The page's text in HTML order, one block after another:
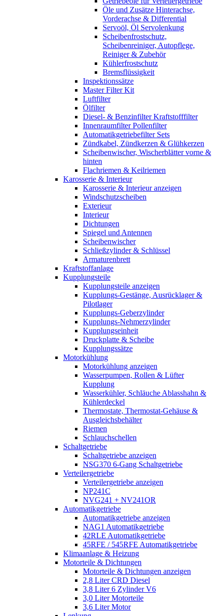
Öle und Zusätze Hinterachse,
Vorderachse & Differential
Servoöl, Öl Servolenkung
Scheibenfrostschutz,
Scheibenreiniger, Autopflege,
Reiniger & Zubehör
Kühlerfrostschutz
Bremsflüssigkeit
Inspektionssätze
Master Filter Kit
Luftfilter
Ölfilter
Diesel- & Benzinfilter Kraftstofffilter
Innenraumfilter Pollenfilter
Automatikgetriebefilter Sets
Zündkabel, Zündkerzen & Glühkerzen
Scheibenwischer, Wischerblätter vorne &
hinten
Flachriemen & Keilriemen
Karosserie & Interieur
Karosserie & Interieur anzeigen
Windschutzscheiben
Exterieur
Interieur
Dichtungen
Spiegel und Antennen
Scheibenwischer
Schließzylinder & Schlüssel
Armaturenbrett
Kraftstoffanlage
Kupplungsteile
Kupplungsteile anzeigen
Kupplungs-Gestänge, Ausrücklager &
Pilotlager
Kupplungs-Geberzylinder
Kupplungs-Nehmerzylinder
Kupplungseinheit
Druckplatte & Scheibe
Kupplungssätze
Motorkühlung
Motorkühlung anzeigen
Wasserpumpen, Rollen & Lüfter
Kupplung
Wasserkühler, Schläuche Ablasshahn &
Kühlerdeckel
Thermostate, Thermostat-Gehäuse &
Ausgleichsbehälter
Riemen
Schlauchschellen
Schaltgetriebe
Schaltgetriebe anzeigen
NSG370 6-Gang Schaltgetriebe
Verteilergetriebe
Verteilergetriebe anzeigen
NP241C
NVG241 + NV241OR
Automatikgetriebe
Automatikgetriebe anzeigen
NAG1 Automatikgetriebe
42RLE Automatikgetriebe
45RFE / 545RFE Automatikgetriebe
Klimaanlage & Heizung
Motorteile & Dichtungen
Motorteile & Dichtungen anzeigen
2,8 Liter CRD Diesel
3,8 Liter 6 Zylinder V6
3,0 Liter Motorteile
3,6 Liter Motor